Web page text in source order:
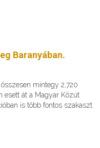
Baranyában.
mintegy 2,720
esett át a Magyar Közút
is több fontos szakaszt